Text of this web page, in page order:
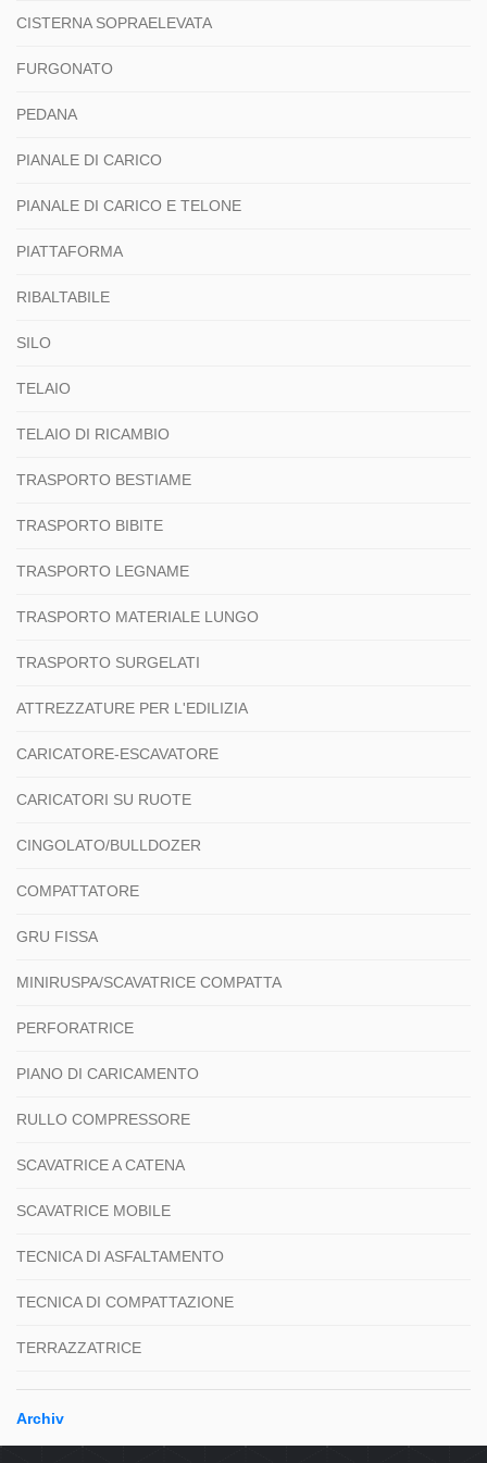
CISTERNA SOPRAELEVATA
FURGONATO
PEDANA
PIANALE DI CARICO
PIANALE DI CARICO E TELONE
PIATTAFORMA
RIBALTABILE
SILO
TELAIO
TELAIO DI RICAMBIO
TRASPORTO BESTIAME
TRASPORTO BIBITE
TRASPORTO LEGNAME
TRASPORTO MATERIALE LUNGO
TRASPORTO SURGELATI
ATTREZZATURE PER L'EDILIZIA
CARICATORE-ESCAVATORE
CARICATORI SU RUOTE
CINGOLATO/BULLDOZER
COMPATTATORE
GRU FISSA
MINIRUSPA/SCAVATRICE COMPATTA
PERFORATRICE
PIANO DI CARICAMENTO
RULLO COMPRESSORE
SCAVATRICE A CATENA
SCAVATRICE MOBILE
TECNICA DI ASFALTAMENTO
TECNICA DI COMPATTAZIONE
TERRAZZATRICE
Archiv